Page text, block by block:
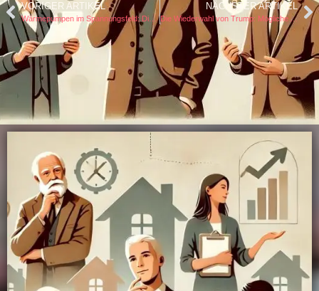
VORIGER ARTIKEL
Wärmepumpen im Spannungsfeld: Diskussionen um Nachhaltigkeit und Effizienz
NÄCHSTER ARTIKEL
Die Wiederwahl von Trump: Mögliche Auswirkungen auf den deutschen Immobilienmarkt